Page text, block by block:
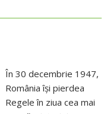
În 30 decembrie 1947,
România își pierdea
Regele în ziua cea mai